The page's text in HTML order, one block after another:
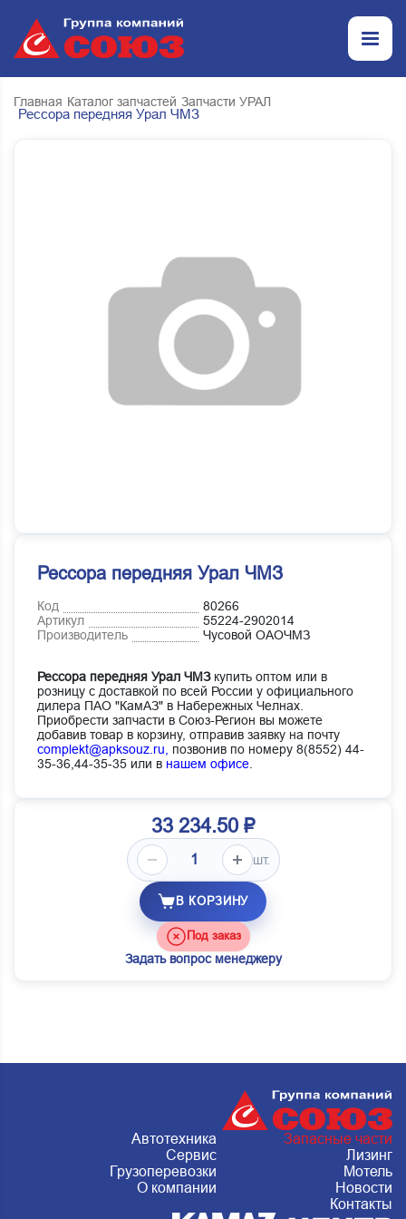
Главная Каталог запчастей Запчасти УРАЛ
Рессора передняя Урал ЧМЗ
Рессора передняя Урал ЧМЗ
Код
80266
Артикул
55224-2902014
Производитель
Чусовой ОАОЧМЗ
Рессора передняя Урал ЧМЗкупить оптом или в
розницу с доставкой по всей России у официального
дилера ПАО "КамАЗ" в Набережных Челнах.
Приобрести запчасти в Союз-Регион вы можете
добавив товар в корзину, отправив заявку на почту
complekt@apksouz.ru,
позвонив по номеру 8(8552) 44-
35-36,44-35-35 или в нашем офисе
33 234.50 ₽
шт.
В КОРЗИНУ
Под заказ
Задать вопрос менеджеру
Автотехника
Запасные части
Сервис
Лизинг
Грузоперевозки
Мотель
О компании
Новости
Контакты